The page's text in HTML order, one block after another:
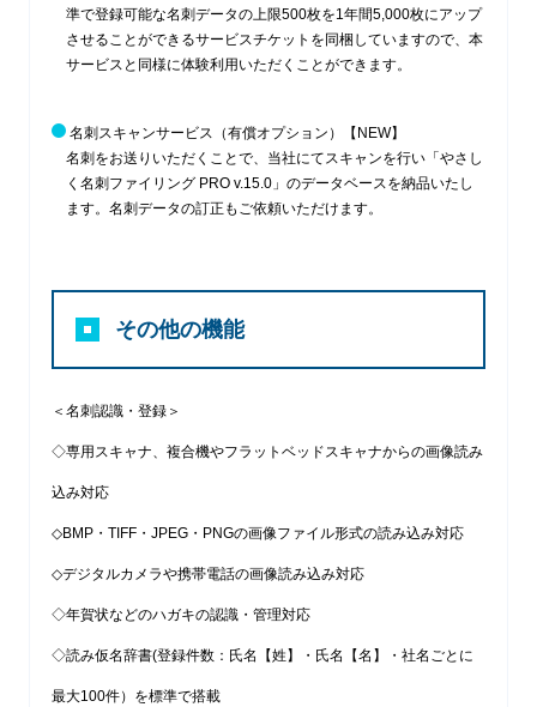
準で登録可能な名刺データの上限500枚を1年間5,000枚にアップ
させることができるサービスチケットを同梱していますので、本
サービスと同様に体験利用いただくことができます。
名刺スキャンサービス（有償オプション）
【NEW】
名刺をお送りいただくことで、当社にてスキャンを行い「やさし
く名刺ファイリング PRO v.15.0」のデータベースを納品いたし
ます。名刺データの訂正もご依頼いただけます。
その他の機能
＜名刺認識・登録＞
◇専用スキャナ、複合機やフラットベッドスキャナからの画像読み
込み対応
◇BMP・TIFF・JPEG・PNGの画像ファイル形式の読み込み対応
◇デジタルカメラや携帯電話の画像読み込み対応
◇年賀状などのハガキの認識・管理対応
◇読み仮名辞書(登録件数：氏名【姓】・氏名【名】・社名ごとに
最大100件）を標準で搭載